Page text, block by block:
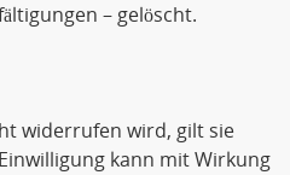
– gelöscht.
widerrufen wird, gilt sie
kann mit Wirkung